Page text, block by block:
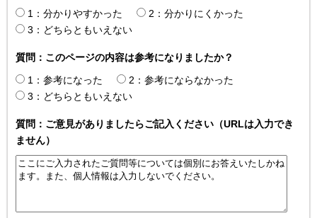
1：分かりやすかった
2：分かりにくかった
3：どちらともいえない
質問：このページの内容は参考になりましたか？
1：参考になった
2：参考にならなかった
3：どちらともいえない
質問：ご意見がありましたらご記入ください（URLは入力でき
ません）